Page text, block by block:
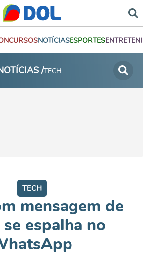
NOTÍCIASESPORTES
/TECH
TECH
mensagem de
espalha no